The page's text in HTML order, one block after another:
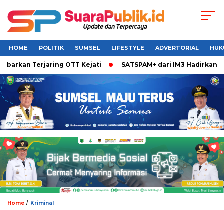
HOME POLITIK SUMSEL LIFESTYLE ADVERTORIAL
Terjaring OTT Kejati SATSPAM+ dari IM3 Hadirkan
Home / Kriminal